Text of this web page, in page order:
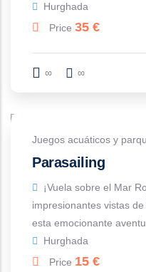
Hurghada
Price 35 €
∞ ∞
Juegos acuáticos y
Parasailing
¡Vuela sobre el Mar
impresionantes vistas
esta emocionante
Hurghada
Price 15 €